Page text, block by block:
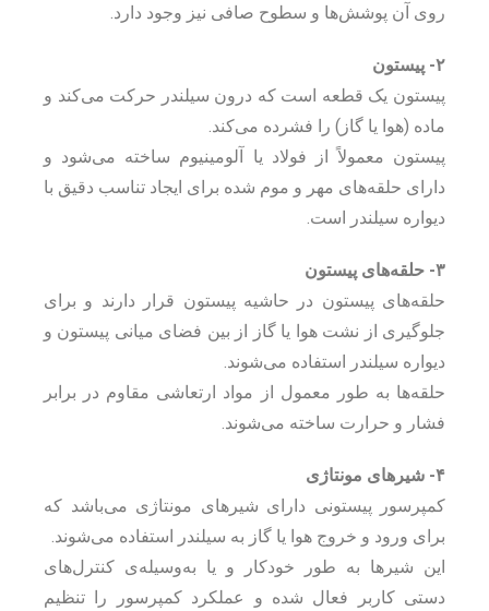
روی آن پوشش‌ها و سطوح صافی نیز وجود دارد.
۲- پیستون
پیستون یک قطعه است که درون سیلندر حرکت می‌کند و
ماده (هوا یا گاز) را فشرده می‌کند.
پیستون معمولاً از فولاد یا آلومینیوم ساخته می‌شود و
دارای حلقه‌های مهر و موم شده برای ایجاد تناسب دقیق با
دیواره سیلندر است.
۳- حلقه‌های پیستون
حلقه‌های پیستون در حاشیه پیستون قرار دارند و برای
جلوگیری از نشت هوا یا گاز از بین فضای میانی پیستون و
دیواره سیلندر استفاده می‌شوند.
حلقه‌ها به طور معمول از مواد ارتعاشی مقاوم در برابر
فشار و حرارت ساخته می‌شوند.
۴- شیرهای مونتاژی
کمپرسور پیستونی دارای شیرهای مونتاژی می‌باشد که
برای ورود و خروج هوا یا گاز به سیلندر استفاده می‌شوند.
این شیرها به طور خودکار و یا به‌وسیله‌ی کنترل‌های
دستی کاربر فعال شده و عملکرد کمپرسور را تنظیم